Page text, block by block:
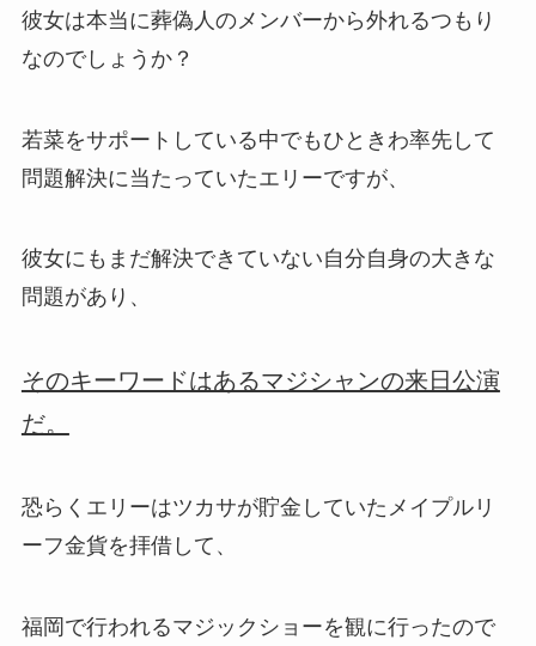
彼女は本当に葬偽人のメンバーから外れるつもり
なのでしょうか？
若菜をサポートしている中でもひときわ率先して
問題解決に当たっていたエリーですが、
彼女にもまだ解決できていない自分自身の大きな
問題があり、
そのキーワードはあるマジシャンの来日公演
だ。
恐らくエリーはツカサが貯金していたメイプルリ
ーフ金貨を拝借して、
福岡で行われるマジックショーを観に行ったので